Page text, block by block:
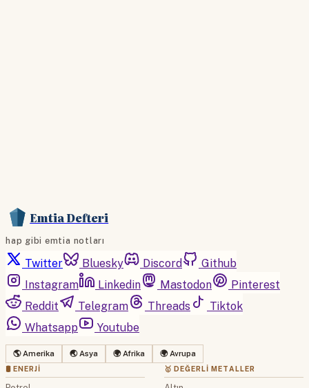
Emtia Defteri
hap gibi emtia notları
Twitter Bluesky Discord
Github
Instagram
Linkedin Mastodon
Pinterest
Reddit
Telegram Threads
Tiktok
Whatsapp
Youtube
🌎 Amerika 🌏 Asya 🌍 Afrika 🌍 Avrupa
🛢 ENERJI 🥇 DEĞERLI METALLER